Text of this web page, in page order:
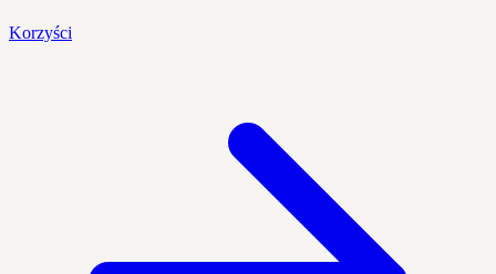
Korzyści